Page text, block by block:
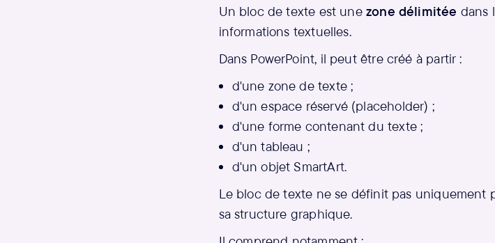
Un bloc de texte est une zone délimitée dans
informations textuelles.
Dans PowerPoint, il peut être créé à partir :
d'une zone de texte ;
d'un espace réservé (placeholder) ;
d'une forme contenant du texte ;
d'un tableau ;
d'un objet SmartArt.
Le bloc de texte ne se définit pas uniquement
sa structure graphique.